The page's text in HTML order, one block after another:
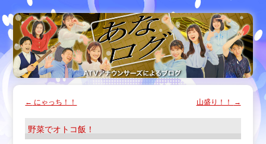
← にゃっち！！ 山盛り！！ →
野菜でオトコ飯！